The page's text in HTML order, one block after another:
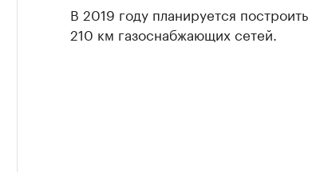
В 2019 году планируется
210 км газоснабжающих сетей.